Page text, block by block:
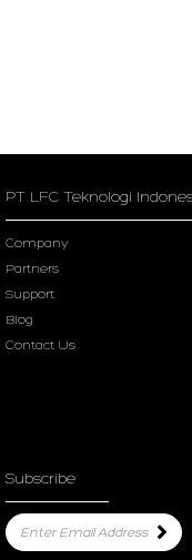
PT LFC Teknologi
Company
Partners
Support
Blog
Contact Us
Subscribe
Enter Email Address